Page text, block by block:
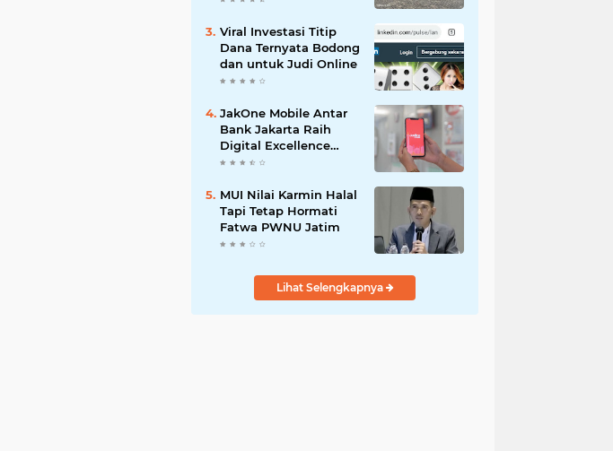
Viral Investasi Titip
Dana Ternyata Bodong
dan untuk Judi Online
JakOne Mobile Antar
Bank Jakarta Raih
Digital Excellence
Awards 2026
MUI Nilai Karmin Halal
Tapi Tetap Hormati
Fatwa PWNU Jatim
Lihat Selengkapnya